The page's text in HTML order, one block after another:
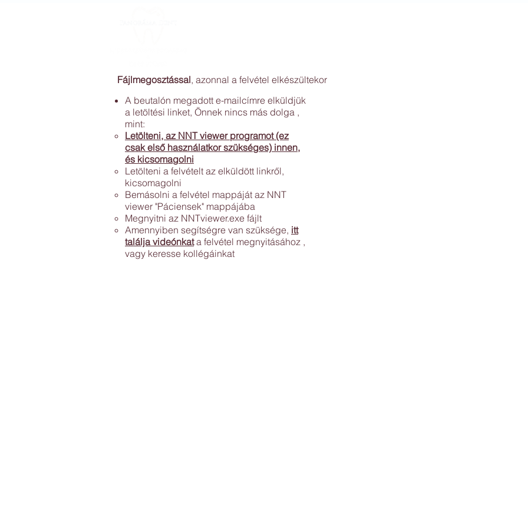
Fájlmegosztással, azonnal a felvétel elkészültekor
A beutalón megadott e-mailcímre elküldjük
a letöltési linket, Önnek nincs más dolga ,
mint:
Letölteni, az NNT viewer programot (ez
csak első használatkor szükséges) innen,
és kicsomagolni
Letölteni a felvételt az elküldött linkről,
kicsomagolni
Bemásolni a felvétel mappáját az NNT
viewer "Páciensek" mappájába
Megnyitni az NNTviewer.exe fájlt
Amennyiben segítségre van szüksége, itt
találja videónkata felvétel megnyitásához ,
vagy keresse kollégáinkat